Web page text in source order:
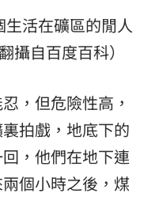
活在礦區的閒人
攝自百度百科）
，但危險性高，
拍戲，地底下的
，他們在地下連
個小時之後，煤